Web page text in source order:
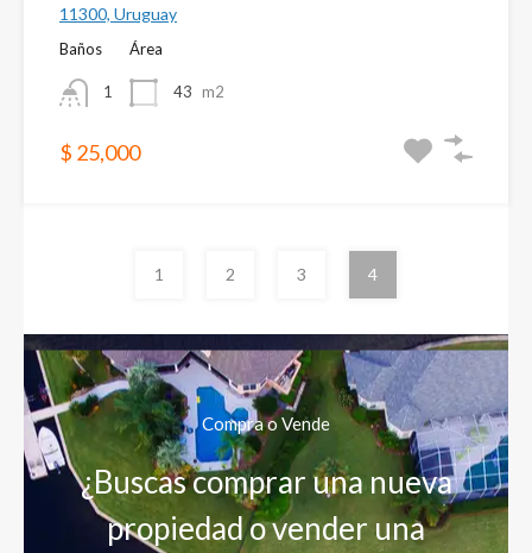
11300, Uruguay
Baños
1
Área
43 m2
$ 25,000
1 2 3 4
Compra o Vende
¿Buscas comprar una nueva
propiedad o vender una